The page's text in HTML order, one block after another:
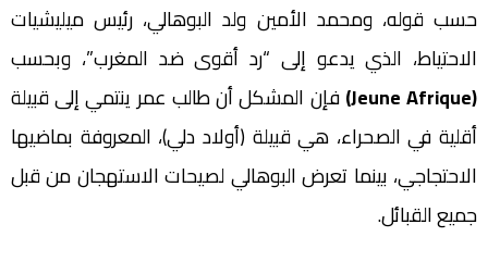
حسب قوله، ومحمد الأمين ولد البوهالي، رئيس ميليشيات
الاحتياط، الذي يدعو إلى “رد أقوى ضد المغرب”، وبحسب
(Jeune Afrique)
فإن المشكل أن طالب عمر ينتمي إلى قبيلة
أقلية في الصحراء، هي قبيلة (أولاد دلي)، المعروفة بماضيها
الاحتجاجي، بينما تعرض البوهالي لصيحات الاستهجان من قبل
جميع القبائل.